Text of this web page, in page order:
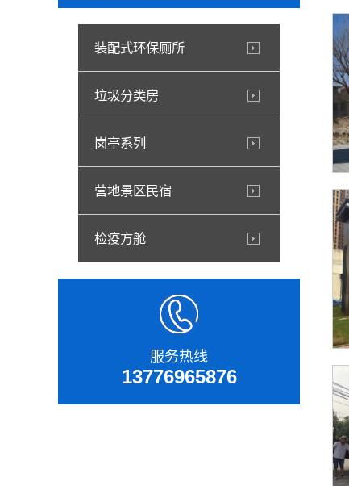
装配式环保厕所
垃圾分类房
岗亭系列
营地景区民宿
检疫方舱
服务热线
13776965876